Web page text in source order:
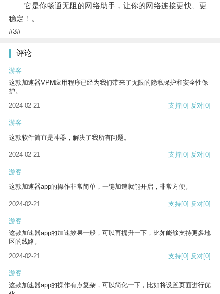
它是你畅通无阻的网络助手，让你的网络连接更快、更
稳定！。
#3#
评论
游客
这款加速器VPM应用程序已经为我们带来了无限的隐私保护和安全性保
护。
2024-02-21
支持[0] 反对[0]
游客
这款软件简直是神器，解决了我所有问题。
2024-02-21 支持[0] 反对[0]
游客
这款加速器app的操作非常简单，一键加速就能开启，非常方便。
2024-02-21 支持[0] 反对[0]
游客
这款加速器app的加速效果一般，可以再提升一下，比如能够支持更多地
区的线路。
2024-02-21
支持[0] 反对[0]
游客
这款加速器app的操作有点复杂，可以简化一下，比如将设置页面进行优